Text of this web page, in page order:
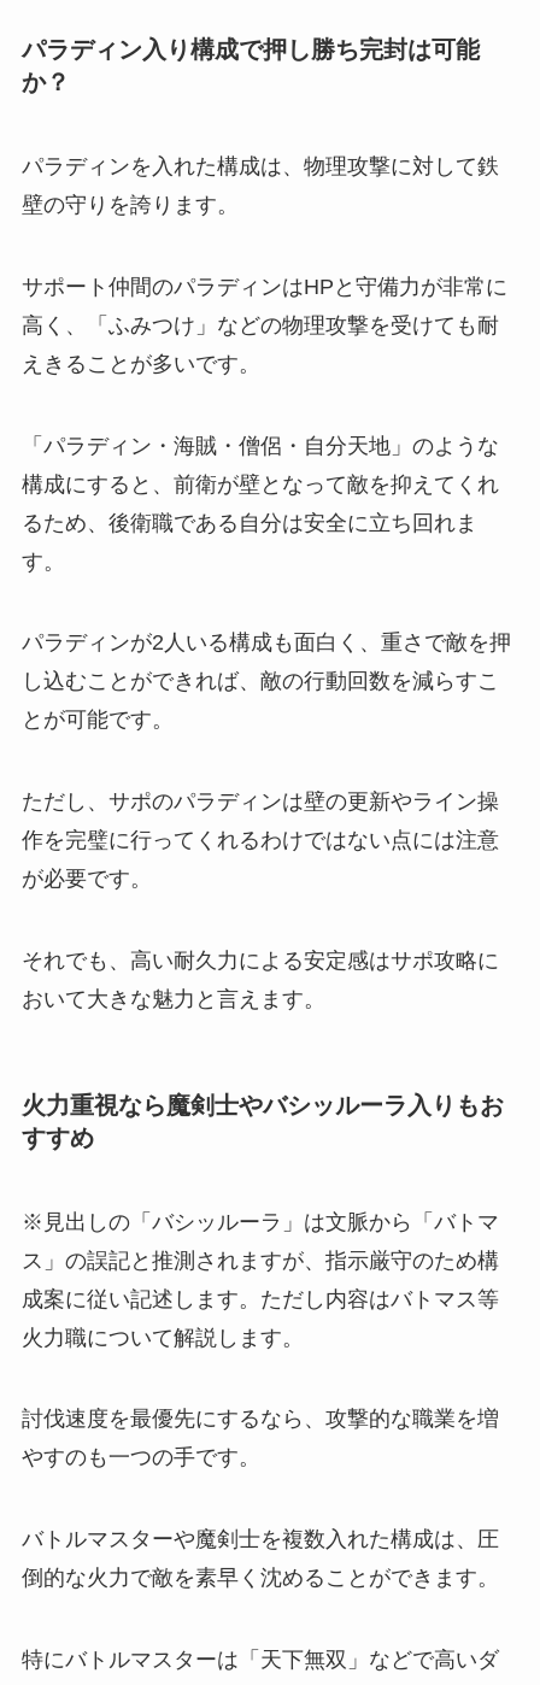
パラディン入り構成で押し勝ち完封は可能
か？
パラディンを入れた構成は、物理攻撃に対して鉄
壁の守りを誇ります。
サポート仲間のパラディンはHPと守備力が非常に
高く、「ふみつけ」などの物理攻撃を受けても耐
えきることが多いです。
「パラディン・海賊・僧侶・自分天地」のような
構成にすると、前衛が壁となって敵を抑えてくれ
るため、後衛職である自分は安全に立ち回れま
す。
パラディンが2人いる構成も面白く、重さで敵を押
し込むことができれば、敵の行動回数を減らすこ
とが可能です。
ただし、サポのパラディンは壁の更新やライン操
作を完璧に行ってくれるわけではない点には注意
が必要です。
それでも、高い耐久力による安定感はサポ攻略に
おいて大きな魅力と言えます。
火力重視なら魔剣士やバシッルーラ入りもお
すすめ
※見出しの「バシッルーラ」は文脈から「バトマ
ス」の誤記と推測されますが、指示厳守のため構
成案に従い記述します。ただし内容はバトマス等
火力職について解説します。
討伐速度を最優先にするなら、攻撃的な職業を増
やすのも一つの手です。
バトルマスターや魔剣士を複数入れた構成は、圧
倒的な火力で敵を素早く沈めることができます。
特にバトルマスターは「天下無双」などで高いダ